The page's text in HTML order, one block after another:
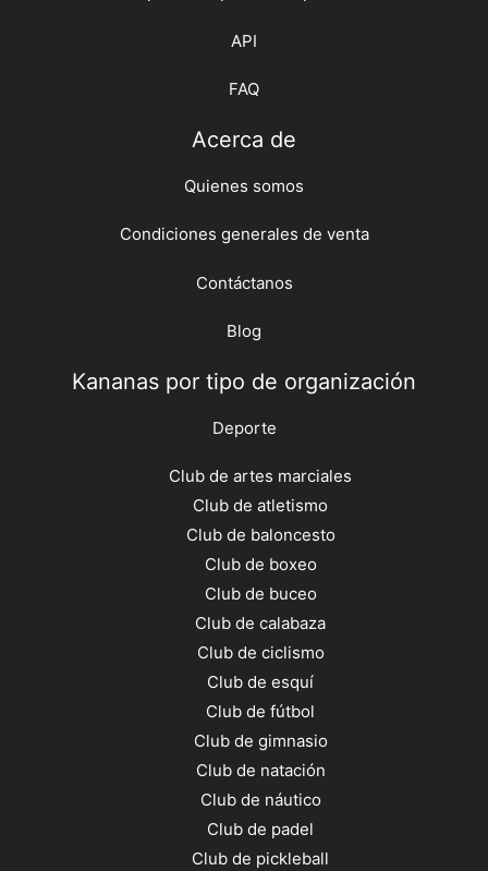
API
FAQ
Acerca de
Quienes somos
Condiciones generales de venta
Contáctanos
Blog
Kananas por tipo de organización
Deporte
Club de artes marciales
Club de atletismo
Club de baloncesto
Club de boxeo
Club de buceo
Club de calabaza
Club de ciclismo
Club de esquí
Club de fútbol
Club de gimnasio
Club de natación
Club de náutico
Club de padel
Club de pickleball